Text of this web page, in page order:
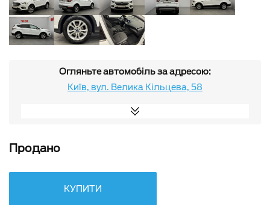
Огляньте автомобіль за адресою:
Київ, вул. Велика Кільцева, 58
Продано
КУПИТИ